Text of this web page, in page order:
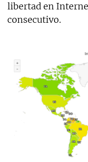
libertad en
consecutivo.